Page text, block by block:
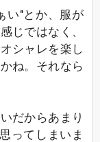
い"とか、服が
じではなく、
シャレを楽し
ね。それなら
だからあまり
ってしまいま